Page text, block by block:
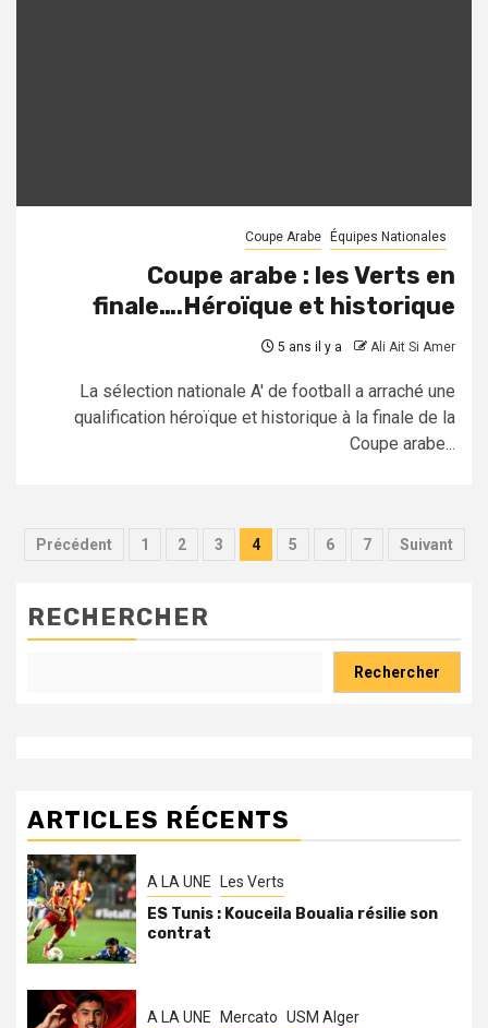
Coupe Arabe Équipes Nationales
Coupe arabe : les Verts en
finale….Héroïque et historique
5 ans il y a Ali Ait Si Amer
La sélection nationale A' de football a arraché une
qualification héroïque et historique à la finale de la
Coupe arabe...
Pagination
publications
Précédent 1 2 3 4 5 6 7 Suivant
RECHERCHER
Rechercher
ARTICLES RÉCENTS
A LA UNE Les Verts
ES Tunis : Kouceila Boualia résilie son
contrat
A LA UNE Mercato USM Alger